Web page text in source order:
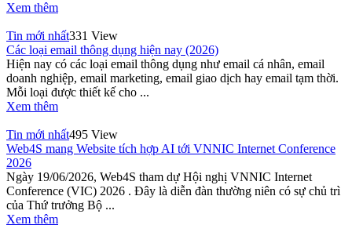
Xem thêm
Tin mới nhất331 View
Các loại email thông dụng hiện nay (2026)
Hiện nay có các loại email thông dụng như email cá nhân, email
doanh nghiệp, email marketing, email giao dịch hay email tạm thời.
Mỗi loại được thiết kế cho ...
Xem thêm
Tin mới nhất495 View
Web4S mang Website tích hợp AI tới VNNIC Internet Conference
2026
Ngày 19/06/2026, Web4S tham dự Hội nghị VNNIC Internet
Conference (VIC) 2026 . Đây là diễn đàn thường niên có sự chủ trì
của Thứ trưởng Bộ ...
Xem thêm